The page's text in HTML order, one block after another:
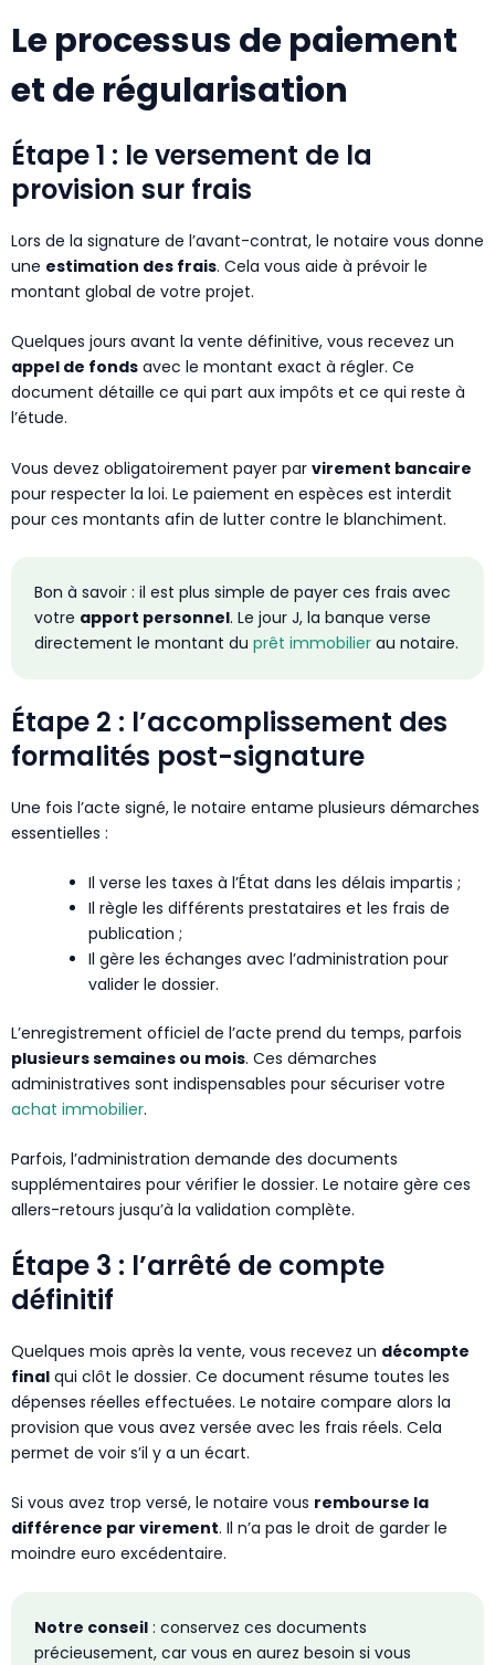
Le processus de paiement
et de régularisation
Étape 1 : le versement de la
provision sur frais
Lors de la signature de l’avant-contrat, le notaire vous donne
une estimation des frais. Cela vous aide à prévoir le
montant global de votre projet.
Quelques jours avant la vente définitive, vous recevez un
appel de fonds avec le montant exact à régler. Ce
document détaille ce qui part aux impôts et ce qui reste à
l’étude.
Vous devez obligatoirement payer par virement bancaire
pour respecter la loi. Le paiement en espèces est interdit
pour ces montants afin de lutter contre le blanchiment.
Bon à savoir : il est plus simple de payer ces frais avec
votre apport personnel. Le jour J, la banque verse
directement le montant du prêt immobilier au notaire.
Étape 2 : l’accomplissement des
formalités post-signature
Une fois l’acte signé, le notaire entame plusieurs démarches
essentielles :
Il verse les taxes à l’État dans les délais impartis ;
Il règle les différents prestataires et les frais de
publication ;
Il gère les échanges avec l’administration pour
valider le dossier.
L’enregistrement officiel de l’acte prend du temps, parfois
plusieurs semaines ou mois. Ces démarches
administratives sont indispensables pour sécuriser votre
achat immobilier.
Parfois, l’administration demande des documents
supplémentaires pour vérifier le dossier. Le notaire gère ces
allers-retours jusqu’à la validation complète.
Étape 3 : l’arrêté de compte
définitif
Quelques mois après la vente, vous recevez un décompte
final qui clôt le dossier. Ce document résume toutes les
dépenses réelles effectuées. Le notaire compare alors la
provision que vous avez versée avec les frais réels. Cela
permet de voir s’il y a un écart.
Si vous avez trop versé, le notaire vous rembourse la
différence par virement. Il n’a pas le droit de garder le
moindre euro excédentaire.
Notre conseil : conservez ces documents
précieusement, car vous en aurez besoin si vous